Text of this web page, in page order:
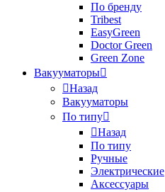
По бренду
Tribest
EasyGreen
Doctor Green
Green Zone
Вакууматоры
Назад
Вакууматоры
По типу
Назад
По типу
Ручные
Электрические
Аксессуары